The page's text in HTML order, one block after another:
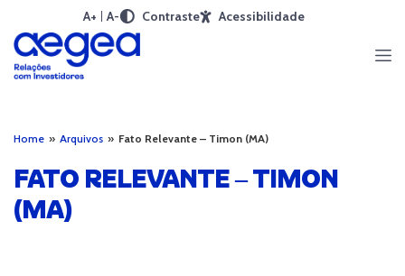
A+ A- Contraste Acessibilidade
Home » Arquivos » Fato Relevante – Timon (MA)
FATO RELEVANTE – TIMON
(MA)